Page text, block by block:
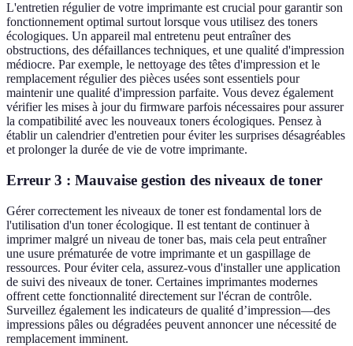
L'entretien régulier de votre imprimante est crucial pour garantir son
fonctionnement optimal surtout lorsque vous utilisez des toners
écologiques. Un appareil mal entretenu peut entraîner des
obstructions, des défaillances techniques, et une qualité d'impression
médiocre. Par exemple, le nettoyage des têtes d'impression et le
remplacement régulier des pièces usées sont essentiels pour
maintenir une qualité d'impression parfaite. Vous devez également
vérifier les mises à jour du firmware parfois nécessaires pour assurer
la compatibilité avec les nouveaux toners écologiques. Pensez à
établir un calendrier d'entretien pour éviter les surprises désagréables
et prolonger la durée de vie de votre imprimante.
Erreur 3 : Mauvaise gestion des niveaux de toner
Gérer correctement les niveaux de toner est fondamental lors de
l'utilisation d'un toner écologique. Il est tentant de continuer à
imprimer malgré un niveau de toner bas, mais cela peut entraîner
une usure prématurée de votre imprimante et un gaspillage de
ressources. Pour éviter cela, assurez-vous d'installer une application
de suivi des niveaux de toner. Certaines imprimantes modernes
offrent cette fonctionnalité directement sur l'écran de contrôle.
Surveillez également les indicateurs de qualité d’impression—des
impressions pâles ou dégradées peuvent annoncer une nécessité de
remplacement imminent.